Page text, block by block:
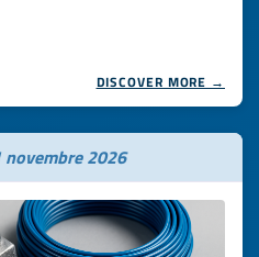
DISCOVER MORE →
novembre 2026